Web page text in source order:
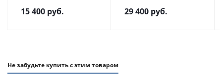
15 400 руб. 29 400 руб.
Не забудьте купить с этим товаром